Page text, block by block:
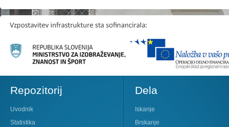
Repozitorij
Uvodnik
Statistika
Dela
Iskanje
Brskanje